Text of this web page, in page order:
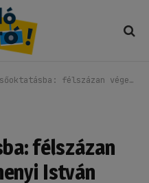
végeztek a Széchenyi István Egyetem jogi felvételi előkészítő képzésén
félszázan
István